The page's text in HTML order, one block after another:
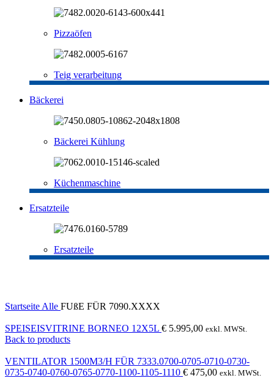
Pizzaöfen
Teig verarbeitung
Bäckerei
Bäckerei Kühlung
Küchenmaschine
Ersatzteile
Ersatzteile
Startseite Alle FUßE FÜR 7090.XXXX
SPEISEISVITRINE BORNEO 12X5L € 5.995,00 exkl. MWSt.
Back to products
VENTILATOR 1500M3/H FÜR 7333.0700-0705-0710-0730-
0735-0740-0760-0765-0770-1100-1105-1110 € 475,00 exkl. MWSt.